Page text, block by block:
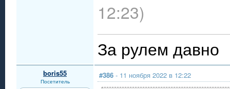
12:23)
За рулем давно
boris55
Посетитель
#386 - 11 ноября 2022 в 12:22